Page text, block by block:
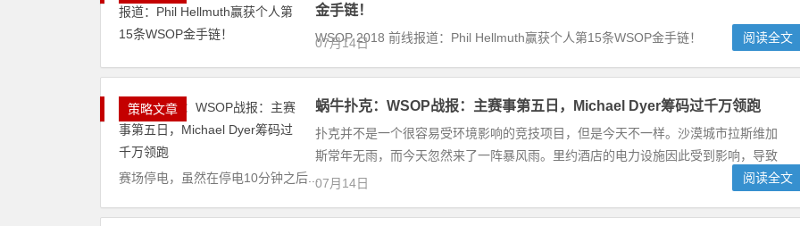
金手链！
WSOP 2018 前线报道：Phil Hellmuth赢获个人第15条WSOP金手链！
07月14日 阅读全文
策略文章 蜗牛扑克：WSOP战报：主赛事第五日，Michael Dyer筹码过千万领跑
扑克并不是一个很容易受环境影响的竞技项目，但是今天不一样。沙漠城市拉斯维加
斯常年无雨，而今天忽然来了一阵暴风雨。里约酒店的电力设施因此受到影响，导致
赛场停电，虽然在停电10分钟之后...07月14日 阅读全文